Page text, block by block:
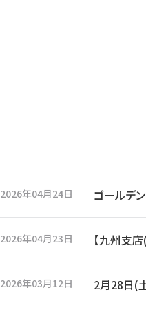
2026年04月24日 ゴールデ
2026年04月23日 【九州支
2026年03月12日 2月28日(